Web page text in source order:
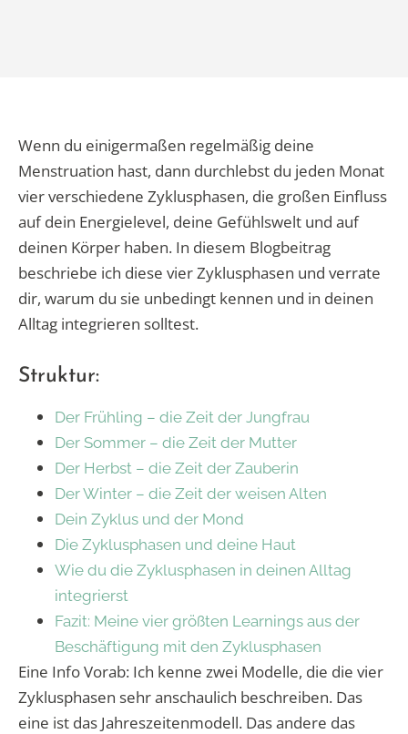
Wenn du einigermaßen regelmäßig deine
Menstruation hast, dann durchlebst du jeden Monat
vier verschiedene Zyklusphasen, die großen Einfluss
auf dein Energielevel, deine Gefühlswelt und auf
deinen Körper haben. In diesem Blogbeitrag
beschriebe ich diese vier Zyklusphasen und verrate
dir, warum du sie unbedingt kennen und in deinen
Alltag integrieren solltest.
Struktur:
Der Frühling – die Zeit der Jungfrau
Der Sommer – die Zeit der Mutter
Der Herbst – die Zeit der Zauberin
Der Winter – die Zeit der weisen Alten
Dein Zyklus und der Mond
Die Zyklusphasen und deine Haut
Wie du die Zyklusphasen in deinen Alltag
integrierst
Fazit: Meine vier größten Learnings aus der
Beschäftigung mit den Zyklusphasen
Eine Info Vorab: Ich kenne zwei Modelle, die die vier
Zyklusphasen sehr anschaulich beschreiben. Das
eine ist das Jahreszeitenmodell. Das andere das